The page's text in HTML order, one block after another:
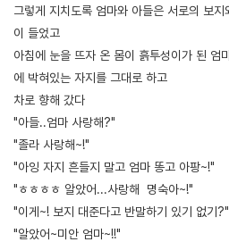
그렇게 지치도록 엄마와 아들은 서로의 보
이 들었고
아침에 눈을 뜨자 온 몸이 흙투성이가 된 엄
에 박혀있는 자지를 그대로 하고
차로 향해 갔다
"아들..엄마 사랑해?"
"졸라 사랑해~!"
"아잉 자지 흔들지 말고 엄마 똥고 아팡~!"
"ㅎㅎㅎㅎ 알았어...사랑해 명숙아~!"
"이게~! 보지 대준다고 반말하기 있기 없기?"
"알았어~미안 엄마~!!"